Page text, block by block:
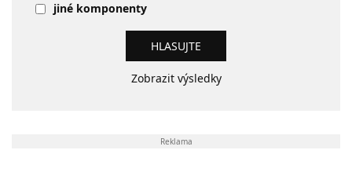
jiné komponenty
Zobrazit výsledky
Reklama